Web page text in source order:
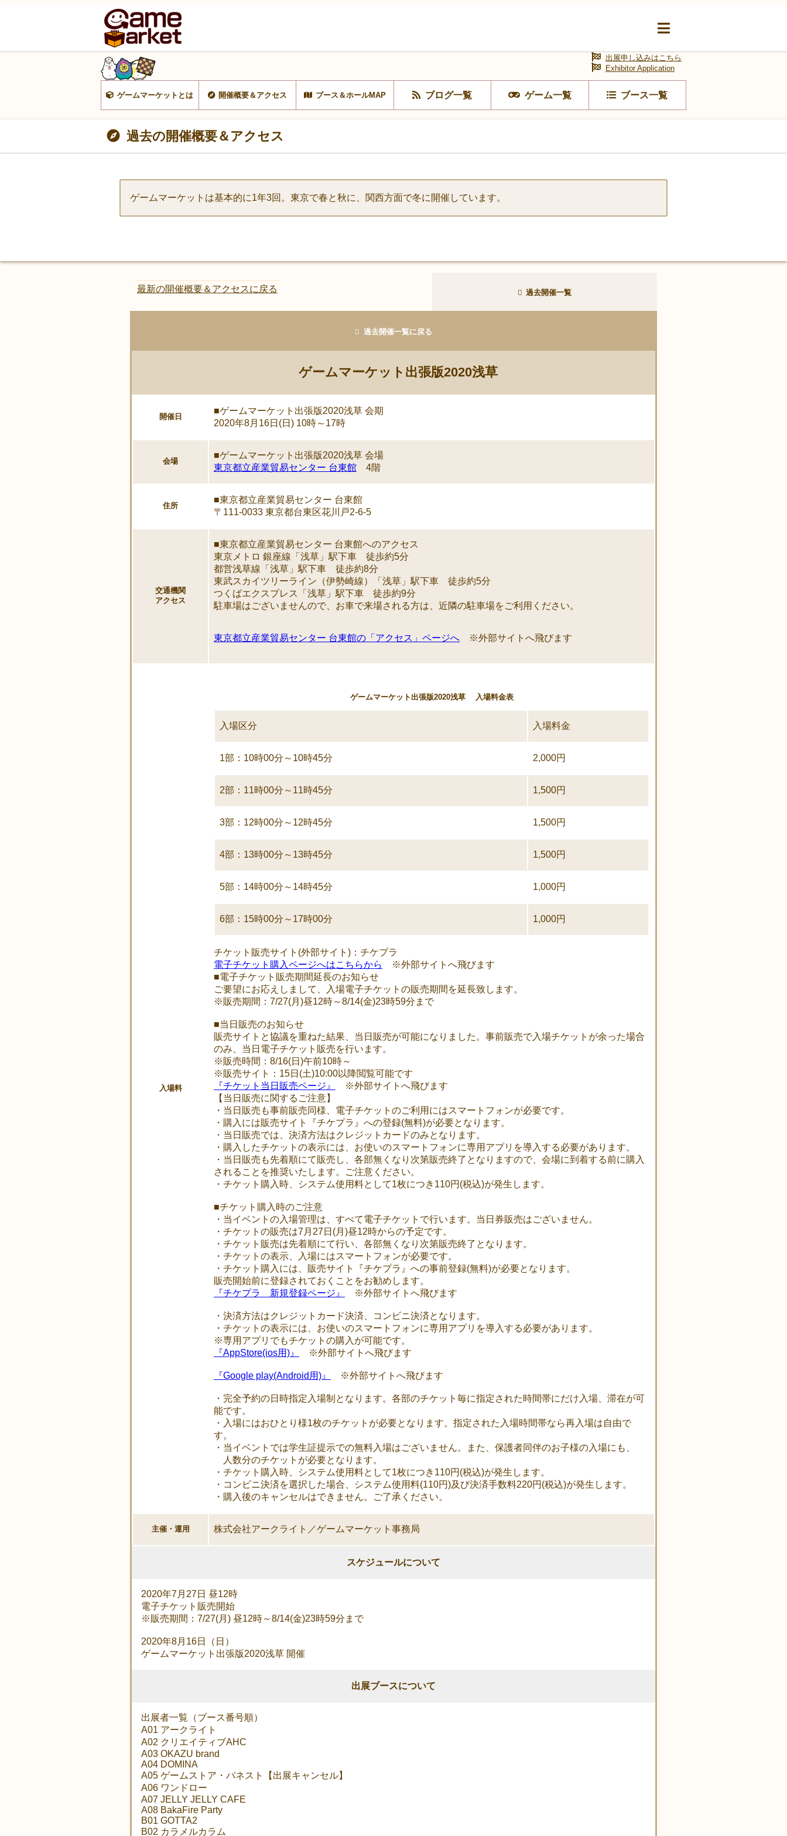
ゲームマーケットとは 開催概要＆アクセス ブース＆ホールMAP ブログ一覧 ゲーム一覧 ブース一覧
出展申し込みはこちら
Exhibitor Application
過去の開催概要＆アクセス
ゲームマーケットは基本的に1年3回。東京で春と秋に、関西方面で冬に開催しています。
最新の開催概要＆アクセスに戻る 過去開催一覧
過去開催一覧に戻る
ゲームマーケット出張版2020浅草
開催日
■ゲームマーケット出張版2020浅草 会期
2020年8月16日(日) 10時～17時
会場
■ゲームマーケット出張版2020浅草 会場
東京都立産業貿易センター 台東館 4階
住所
■東京都立産業貿易センター 台東館
〒111-0033 東京都台東区花川戸2-6-5
交通機関
アクセス
■東京都立産業貿易センター 台東館へのアクセス
東京メトロ 銀座線「浅草」駅下車 徒歩約5分
都営浅草線「浅草」駅下車 徒歩約8分
東武スカイツリーライン（伊勢崎線）「浅草」駅下車 徒歩約5分
つくばエクスプレス「浅草」駅下車 徒歩約9分
駐車場はございませんので、お車で来場される方は、近隣の駐車場をご利用ください。
東京都立産業貿易センター 台東館の「アクセス」ページへ ※外部サイトへ飛びます
入場料
ゲームマーケット出張版2020浅草 入場料金表
入場区分 入場料金
1部：10時00分～10時45分 2,000円
2部：11時00分～11時45分 1,500円
3部：12時00分～12時45分 1,500円
4部：13時00分～13時45分 1,500円
5部：14時00分～14時45分 1,000円
6部：15時00分～17時00分 1,000円
チケット販売サイト(外部サイト)：チケプラ
電子チケット購入ページへはこちらから
※外部サイトへ飛びます
■電子チケット販売期間延長のお知らせ
ご要望にお応えしまして、入場電子チケットの販売期間を延長致します。
※販売期間：7/27(月)昼12時～8/14(金)23時59分まで
■当日販売のお知らせ
販売サイトと協議を重ねた結果、当日販売が可能になりました。事前販売で入場チケットが余った場合
のみ、当日電子チケット販売を行います。
※販売時間：8/16(日)午前10時～
※販売サイト：15日(土)10:00以降閲覧可能です
『チケット当日販売ページ』
※外部サイトへ飛びます
【当日販売に関するご注意】
・当日販売も事前販売同様、電子チケットのご利用にはスマートフォンが必要です。
・購入には販売サイト『チケプラ』への登録(無料)が必要となります。
・当日販売では、決済方法はクレジットカードのみとなります。
・購入したチケットの表示には、お使いのスマートフォンに専用アプリを導入する必要があります。
・当日販売も先着順にて販売し、各部無くなり次第販売終了となりますので、会場に到着する前に購入
されることを推奨いたします。ご注意ください。
・チケット購入時、システム使用料として1枚につき110円(税込)が発生します。
■チケット購入時のご注意
・当イベントの入場管理は、すべて電子チケットで行います。当日券販売はございません。
・チケットの販売は7月27日(月)昼12時からの予定です。
・チケット販売は先着順にて行い、各部無くなり次第販売終了となります。
・チケットの表示、入場にはスマートフォンが必要です。
・チケット購入には、販売サイト『チケプラ』への事前登録(無料)が必要となります。
販売開始前に登録されておくことをお勧めします。
『チケプラ 新規登録ページ』
※外部サイトへ飛びます
・決済方法はクレジットカード決済、コンビニ決済となります。
・チケットの表示には、お使いのスマートフォンに専用アプリを導入する必要があります。
※専用アプリでもチケットの購入が可能です。
『AppStore(ios用)』
※外部サイトへ飛びます
『Google play(Android用)』 ※外部サイトへ飛びます
・完全予約の日時指定入場制となります。各部のチケット毎に指定された時間帯にだけ入場、滞在が可
能です。
・入場にはおひとり様1枚のチケットが必要となります。指定された入場時間帯なら再入場は自由で
す。
・当イベントでは学生証提示での無料入場はございません。また、保護者同伴のお子様の入場にも、
人数分のチケットが必要となります。
・チケット購入時、システム使用料として1枚につき110円(税込)が発生します。
・コンビニ決済を選択した場合、システム使用料(110円)及び決済手数料220円(税込)が発生します。
・購入後のキャンセルはできません。ご了承ください。
主催・運用 株式会社アークライト／ゲームマーケット事務局
スケジュールについて
2020年7月27日 昼12時
電子チケット販売開始
※販売期間：7/27(月) 昼12時～8/14(金)23時59分まで
2020年8月16日（日）
ゲームマーケット出張版2020浅草 開催
出展ブースについて
出展者一覧（ブース番号順）
A01 アークライト
A02 クリエイティブAHC
A03 OKAZU brand
A04 DOMINA
A05 ゲームストア・バネスト【出展キャンセル】
A06 ワンドロー
A07 JELLY JELLY CAFE
A08 BakaFire Party
B01 GOTTA2
B02 カラメルカラム